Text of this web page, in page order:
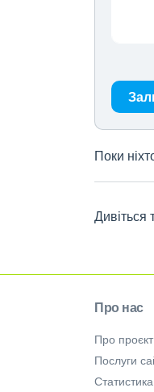
Поки
Дивіться
Про нас
Про проєкт
Послуги
Статистика